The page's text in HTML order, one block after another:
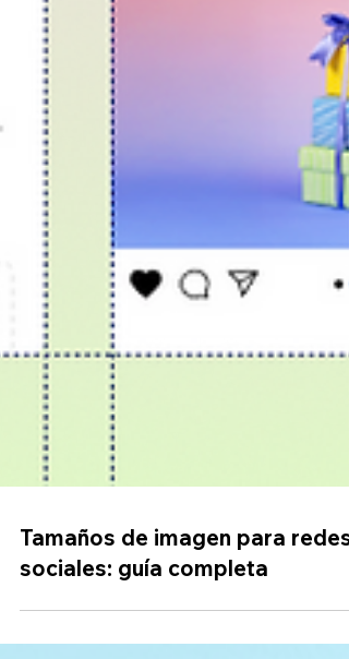
Tamaños de imagen para redes
sociales: guía completa